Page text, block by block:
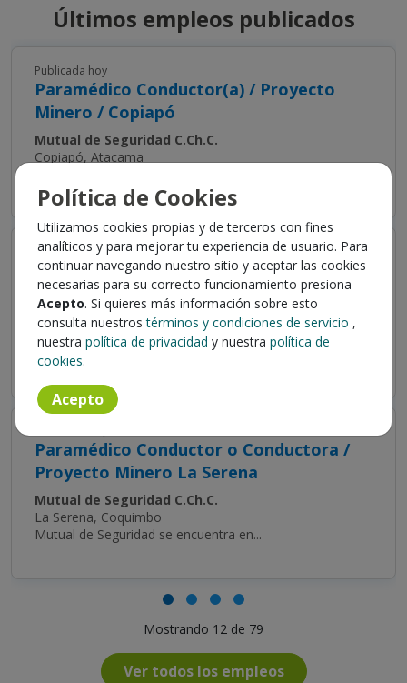
Últimos empleos publicados
Publicada hoy
Paramédico Conductor(a) / Proyecto
Minero / Copiapó
Mutual de Seguridad C.Ch.C.
Copiapó, Atacama
Publicada hoy
Médico Cirujano(a) de reemplazo/
Proyecto minero Antofagasta
Mutual de Seguridad C.Ch.C.
Antofagasta, Antofagasta
Mutual de seguridad se encuentra en...
Paramédico Conductor o Conductora /
Proyecto Minero La Serena
Mutual de Seguridad C.Ch.C.
La Serena, Coquimbo
Mutual de Seguridad se encuentra en...
Mostrando 12 de 79
Ver todos los empleos
Política de Cookies
Utilizamos cookies propias y de terceros con fines
analíticos y para mejorar tu experiencia de usuario. Para
continuar navegando nuestro sitio y aceptar las cookies
necesarias para su correcto funcionamiento presiona
Acepto. Si quieres más información sobre esto
consulta nuestrostérminos y condiciones de servicio ,
nuestra política de privacidad y nuestra política de
cookies.
Acepto